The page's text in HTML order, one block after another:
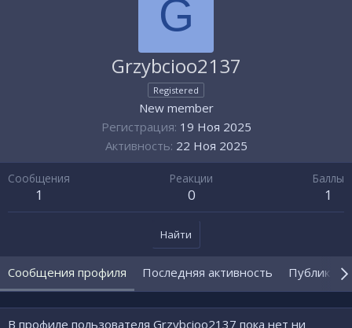
G
Grzybcioo2137
Registered
New member
Регистрация 19 Ноя 2025
Активность 22 Ноя 2025
Сообщения
1
Реакции
0
Баллы
1
Найти
Сообщения профиля Последняя активность
В профиле пользователя Grzybcioo2137 пока нет ни